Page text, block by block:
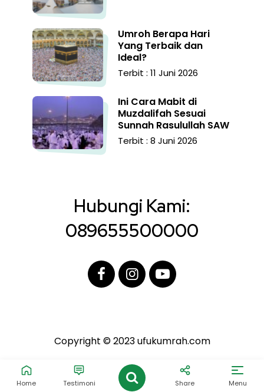
Umroh Berapa Hari
Yang Terbaik dan
Ideal?
Terbit : 11 Juni 2026
Ini Cara Mabit di
Muzdalifah Sesuai
Sunnah Rasulullah SAW
Terbit : 8 Juni 2026
Hubungi Kami:
089655500000
Copyright © 2023 ufukumrah.com
Home Testimoni Share Menu